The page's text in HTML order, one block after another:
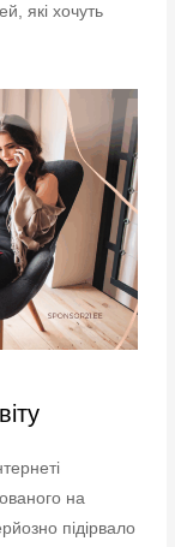
які хочуть
на
підірвало